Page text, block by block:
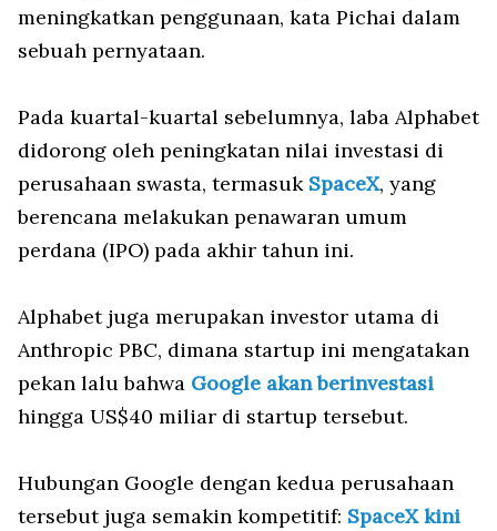
meningkatkan penggunaan, kata Pichai dalam
sebuah pernyataan.
Pada kuartal-kuartal sebelumnya, laba Alphabet
didorong oleh peningkatan nilai investasi di
perusahaan swasta, termasuk SpaceX, yang
berencana melakukan penawaran umum
perdana (IPO) pada akhir tahun ini.
Alphabet juga merupakan investor utama di
Anthropic PBC, dimana startup ini mengatakan
pekan lalu bahwa Google akan berinvestasi
hingga US$40 miliar di startup tersebut.
Hubungan Google dengan kedua perusahaan
tersebut juga semakin kompetitif: SpaceX kini